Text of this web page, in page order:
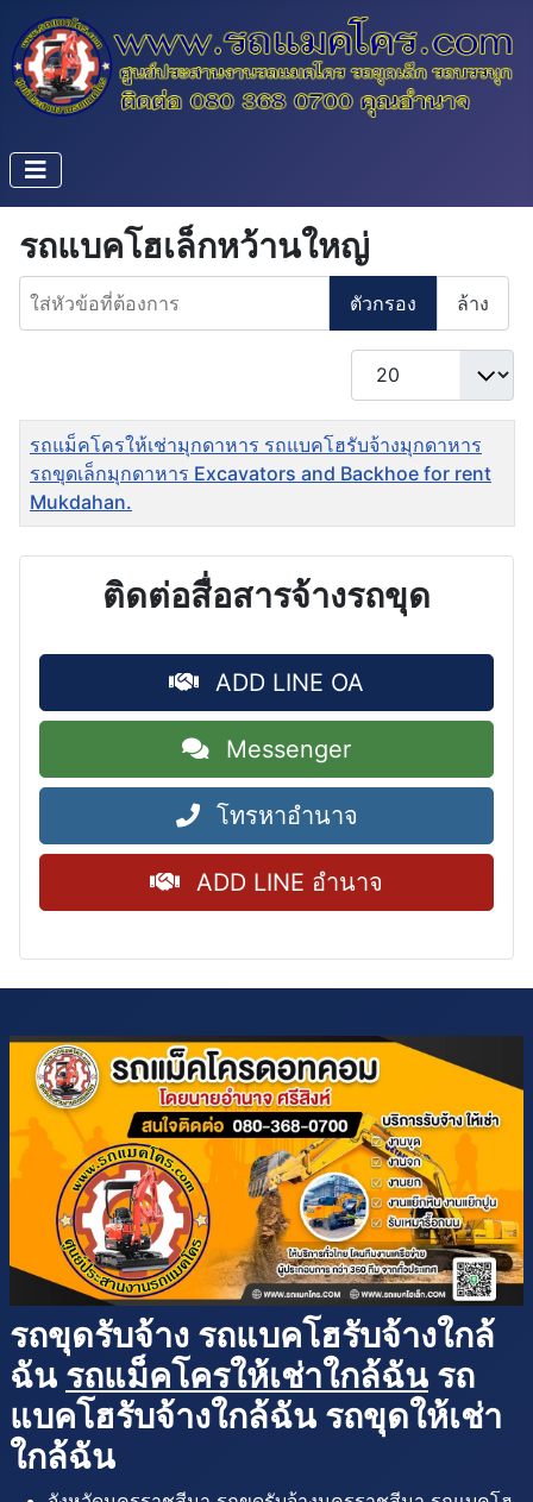
รถแบคโฮเล็กหว้านใหญ่
ใส่หัวข้อที่ต้องการ
ตัวกรอง ล้าง
แสดง #
ชื่อ
รถแม็คโครให้เช่ามุกดาหาร รถแบคโฮรับจ้างมุกดาหาร
รถขุดเล็กมุกดาหาร Excavators and Backhoe for rent
Mukdahan.
ติดต่อสื่อสารจ้างรถขุด
ADD LINE OA
Messenger
โทรหาอำนาจ
ADD LINE อำนาจ
รถขุดรับจ้าง รถแบคโฮรับจ้างใกล้
ฉัน รถแม็คโครให้เช่าใกล้ฉัน รถ
แบคโฮรับจ้างใกล้ฉัน รถขุดให้เช่า
ใกล้ฉัน